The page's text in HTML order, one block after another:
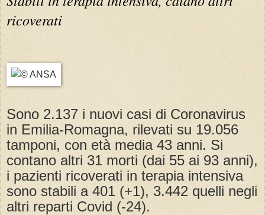
ricoverati
Sono 2.137 i nuovi casi di Coronavirus
in Emilia-Romagna, rilevati su 19.056
tamponi, con età media 43 anni. Si
contano altri 31 morti (dai 55 ai 93 anni),
i pazienti ricoverati in terapia intensiva
sono stabili a 401 (+1), 3.442 quelli negli
altri reparti Covid (-24).